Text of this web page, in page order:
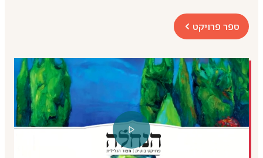
ספר פרויקט
קובץ
PDF
קובץ
וידאו